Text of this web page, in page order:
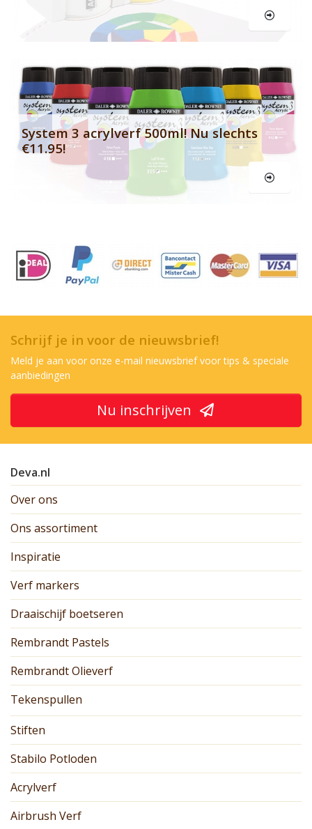
System 3 acrylverf 500ml! Nu slechts
€11.95!
Schrijf je in voor de nieuwsbrief!
Meld je aan voor onze e-mail nieuwsbrief voor tips & speciale
aanbiedingen
Nu inschrijven
Deva.nl
Over ons
Ons assortiment
Inspiratie
Verf markers
Draaischijf boetseren
Rembrandt Pastels
Rembrandt Olieverf
Tekenspullen
Stiften
Stabilo Potloden
Acrylverf
Airbrush Verf